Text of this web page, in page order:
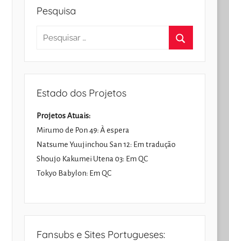
Pesquisa
Pesquisar
Estado dos Projetos
Projetos Atuais:
Mirumo de Pon 49: À espera
Natsume Yuujinchou San 12: Em tradução
Shoujo Kakumei Utena 03: Em QC
Tokyo Babylon: Em QC
Fansubs e Sites Portugueses: